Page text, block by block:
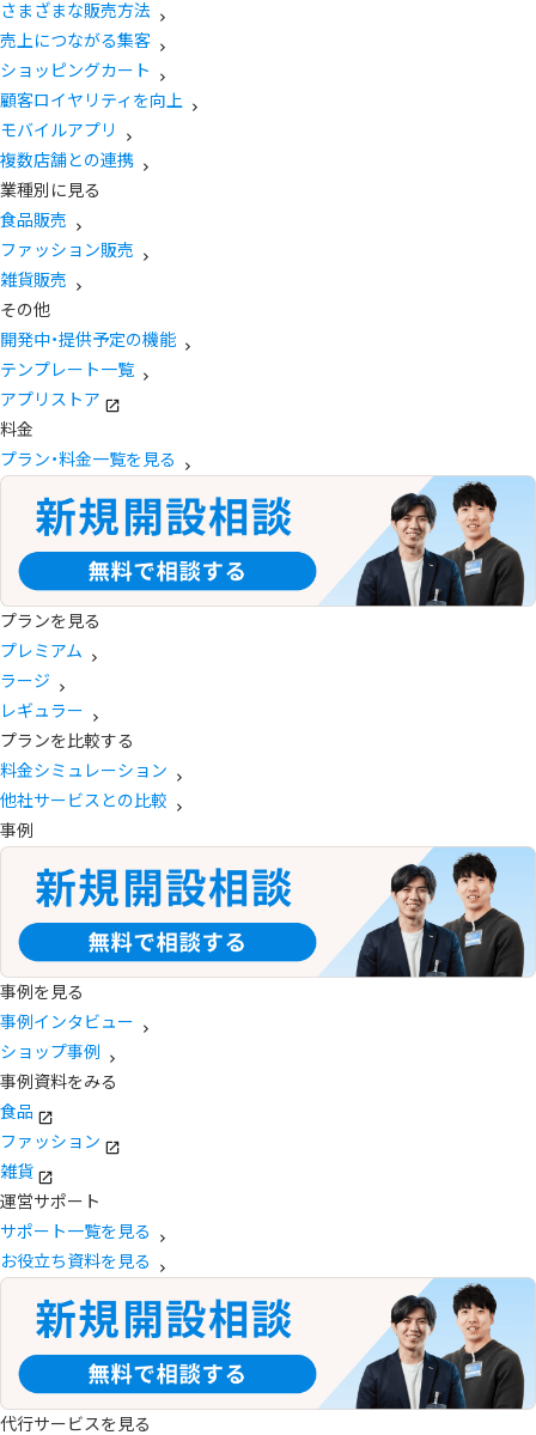
さまざまな販売方法
売上につながる集客
ショッピングカート
顧客ロイヤリティを向上
モバイルアプリ
複数店舗との連携
業種別に見る
食品販売
ファッション販売
雑貨販売
その他
開発中・提供予定の機能
テンプレート一覧
アプリストア
料金
プラン・料金一覧を見る
プランを見る
プレミアム
ラージ
レギュラー
プランを比較する
料金シミュレーション
他社サービスとの比較
事例
事例を見る
事例インタビュー
ショップ事例
事例資料をみる
食品
ファッション
雑貨
運営サポート
サポート一覧を見る
お役立ち資料を見る
代行サービスを見る